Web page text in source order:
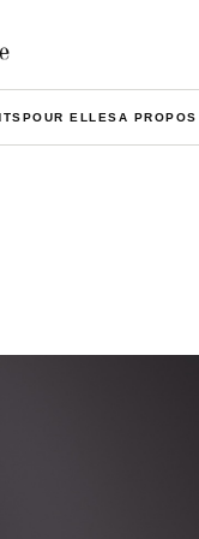
POUR ELLESA